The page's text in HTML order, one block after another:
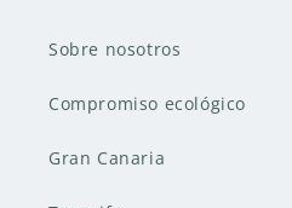
Sobre nosotros
Compromiso ecológico
Gran Canaria